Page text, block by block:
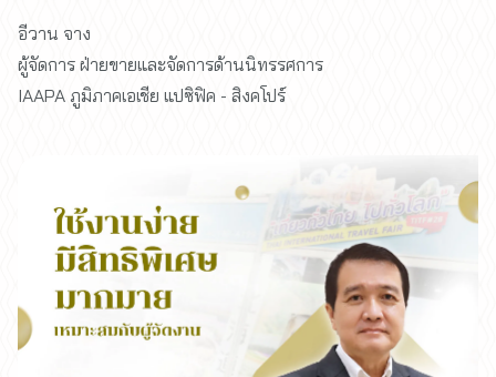
อีวาน จาง
ผู้จัดการ ฝ่ายขายและจัดการด้านนิทรรศการ
IAAPA ภูมิภาคเอเชีย แปซิฟิค - สิงคโปร์